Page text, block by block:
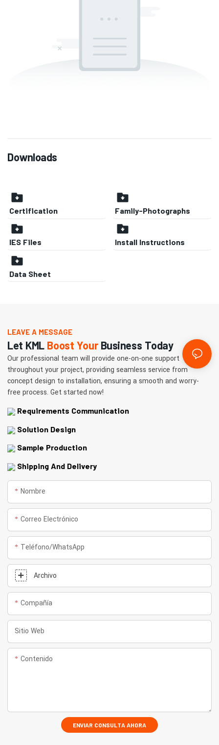
Downloads
Certification Family-Photographs
IES Files Install Instructions
Data Sheet
LEAVE A MESSAGE
Let KML Boost YourBusiness Today
Our professional team will provide one-on-one support
throughout your project, providing seamless service from
concept design to installation, ensuring a smooth and worry-
free process. Get started now!
Requirements Communication
Solution Design
Sample Production
Shipping And Delivery
Nombre
Correo Electrónico
Teléfono/WhatsApp
Archivo
Compañía
Sitio Web
Contenido
ENVIAR CONSULTA AHORA